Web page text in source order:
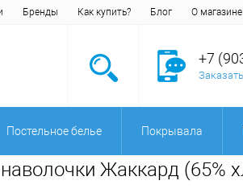
Бренды Как купить? Блог О магазине
+7
Постельное белье Покрывала
Жаккард (65%